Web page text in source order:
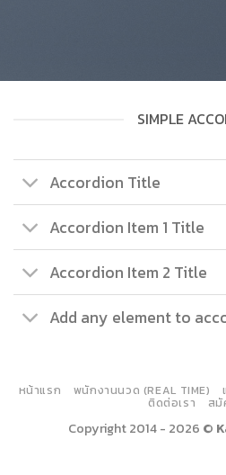
SIMPLE
Accordion Title
Accordion Item 1 Title
Accordion Item 2 Title
Add any element to
หน้าแรก พนักงานนวด (REAL TIME)
ติดต่อเรา สมั
Copyright 2014 - 2026 ©